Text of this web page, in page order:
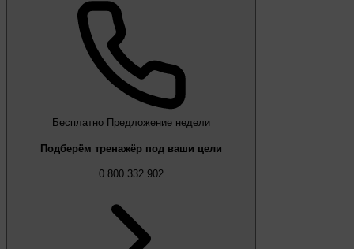
Бесплатно Предложение недели
Подберём тренажёр под ваши цели
0 800 332 902